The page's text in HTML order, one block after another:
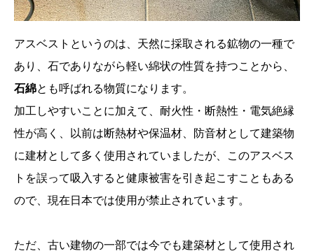
アスベストというのは、天然に採取される鉱物の一種で
あり、石でありながら軽い綿状の性質を持つことから、
石綿とも呼ばれる物質になります。
加工しやすいことに加えて、耐火性・断熱性・電気絶縁
性が高く、以前は断熱材や保温材、防音材として建築物
に建材として多く使用されていましたが、このアスベス
トを誤って吸入すると健康被害を引き起こすこともある
ので、現在日本では使用が禁止されています。
ただ、古い建物の一部では今でも建築材として使用され